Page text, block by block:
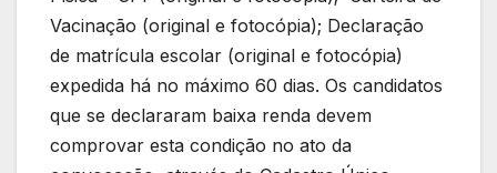
Vacinação (original e fotocópia); Declaração
de matrícula escolar (original e fotocópia)
expedida há no máximo 60 dias. Os candidatos
que se declararam baixa renda devem
comprovar esta condição no ato da